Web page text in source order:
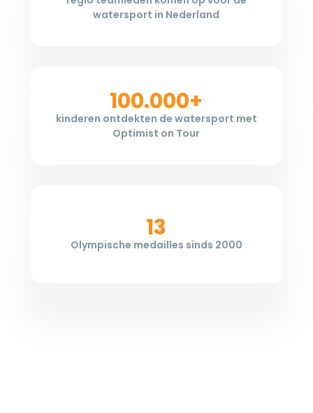
watersport in Nederland
100.000+
kinderen ontdekten de watersport met
Optimist on Tour
13
Olympische medailles sinds 2000